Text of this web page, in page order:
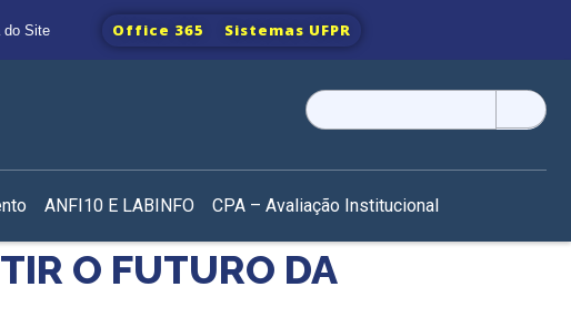
do Site Office 365 Sistemas UFPR
Pesquisar
por:
ANFI10 E LABINFO CPA – Avaliação Institucional
O FUTURO DA